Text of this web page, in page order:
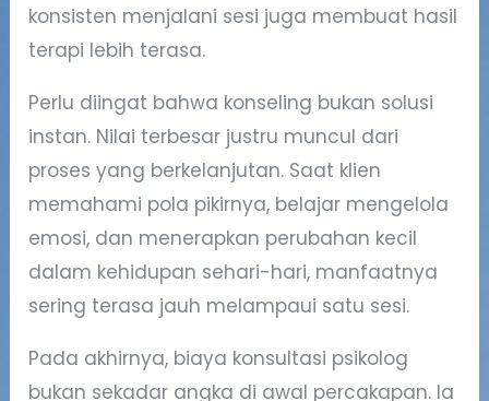
konsisten menjalani sesi juga membuat hasil
terapi lebih terasa.
Perlu diingat bahwa konseling bukan solusi
instan. Nilai terbesar justru muncul dari
proses yang berkelanjutan. Saat klien
memahami pola pikirnya, belajar mengelola
emosi, dan menerapkan perubahan kecil
dalam kehidupan sehari-hari, manfaatnya
sering terasa jauh melampaui satu sesi.
Pada akhirnya, biaya konsultasi psikolog
bukan sekadar angka di awal percakapan. Ia